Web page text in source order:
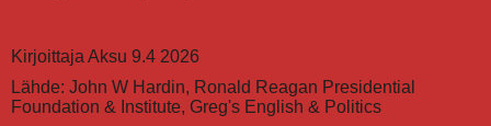
Kirjoittaja Aksu 9.4 2026
Lähde: John W Hardin, Ronald Reagan Presidential
Foundation & Institute, Greg's English & Politics